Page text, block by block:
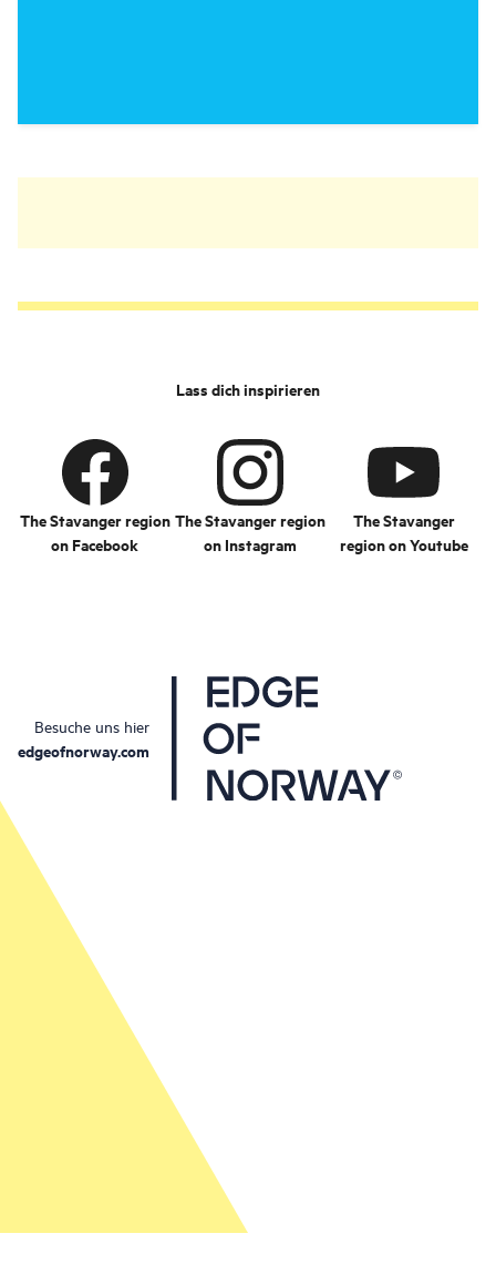
Lass dich inspirieren
The Stavanger region
on Facebook
The Stavanger region
on Instagram
The Stavanger
region on Youtube
Besuche uns hier
edgeofnorway.com